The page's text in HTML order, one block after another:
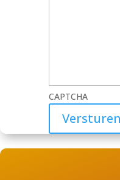
CAPTCHA